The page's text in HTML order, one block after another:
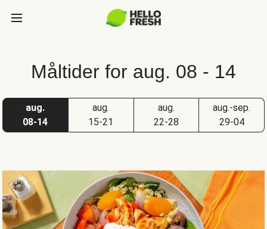
Måltider for aug. 08 - 14
aug.
08-14
aug.
15-21
aug.
22-28
aug.-sep.
29-04